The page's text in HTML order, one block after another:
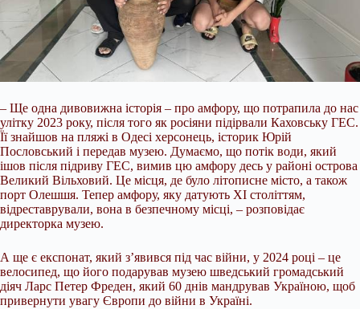
– Ще одна дивовижна історія – про амфору, що потрапила до нас
улітку 2023 року, після того як росіяни підірвали Каховську ГЕС.
Її знайшов на пляжі в Одесі херсонець, історик Юрій
Пословський і передав музею. Думаємо, що потік води, який
ішов після підриву ГЕС, вимив цю амфору десь у районі острова
Великий Вільховий. Це місця, де було літописне місто, а також
порт Олешшя. Тепер амфору, яку датують XI століттям,
відреставрували, вона в безпечному місці, – розповідає
директорка музею.
А ще є експонат, який з’явився під час війни, у 2024 році – це
велосипед, що його подарував музею шведський громадський
діяч Ларс Петер Фреден, який 60 днів мандрував Україною, щоб
привернути увагу Європи до війни в Україні.